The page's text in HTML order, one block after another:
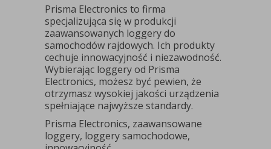
Prisma Electronics to firma
specjalizująca się w produkcji
zaawansowanych loggery do
samochodów rajdowych. Ich produkty
cechuje innowacyjność i niezawodność.
Wybierając loggery od Prisma
Electronics, możesz być pewien, że
otrzymasz wysokiej jakości urządzenia
spełniające najwyższe standardy.
Prisma Electronics, zaawansowane
loggery, loggery samochodowe,